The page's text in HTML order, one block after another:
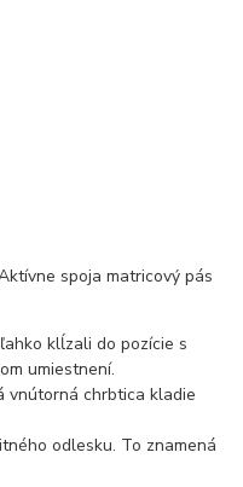
spoja matricový pás
klĺzali do pozície s
umiestnení.
vnútorná chrbtica kladie
odlesku. To znamená